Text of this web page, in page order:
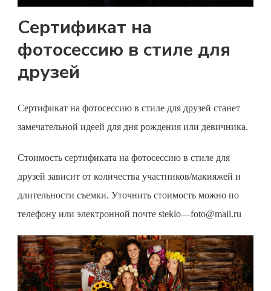
Сертификат на
фотосессию в стиле для
друзей
Сертификат на фотосессию в стиле для друзей станет
замечательной идеей для дня рождения или девичника.
Стоимость сертификата на фотосессию в стиле для
друзей зависит от количества участников/макияжей и
длительности съемки. Уточнить стоимость можно по
телефону или электронной почте steklo—foto@mail.ru